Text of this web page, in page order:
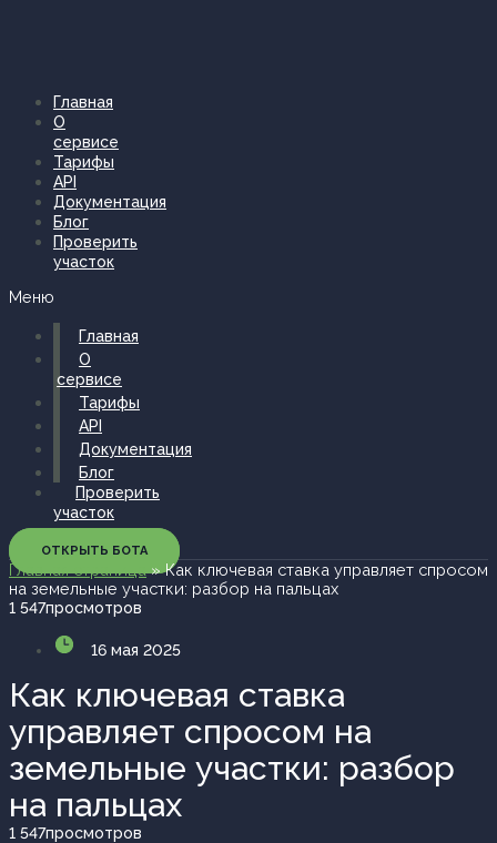
Главная
О
сервисе
Тарифы
API
Документация
Блог
Проверить
участок
Меню
Главная
О
сервисе
Тарифы
API
Документация
Блог
Проверить
участок
ОТКРЫТЬ БОТА
Главная страница»Как ключевая ставка управляет спросом
на земельные участки: разбор на пальцах
просмотров
1 547
16 мая 2025
Как ключевая ставка
управляет спросом на
земельные участки: разбор
на пальцах
просмотров
1 547